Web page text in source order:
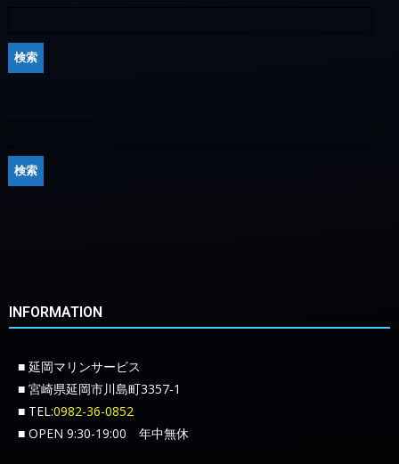
INFORMATION
■ 延岡マリンサービス
■ 宮崎県延岡市川島町3357-1
■ TEL:0982-36-0852
■ OPEN 9:30-19:00 年中無休